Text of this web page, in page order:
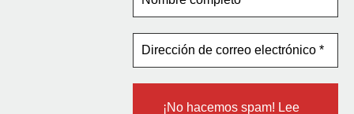
¡No hacemos spam! Lee